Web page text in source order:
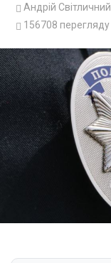
Андрій Світличний
156708 перегляду